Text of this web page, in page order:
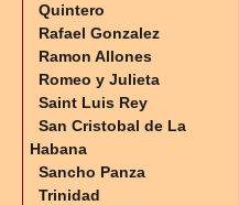
Quintero
Rafael Gonzalez
Ramon Allones
Romeo y Julieta
Saint Luis Rey
San Cristobal de La
Habana
Sancho Panza
Trinidad